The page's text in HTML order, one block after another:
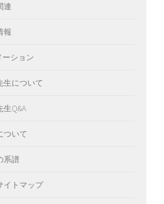
連
報
ーション
生について
生Q&A
ついて
系譜
イトマップ